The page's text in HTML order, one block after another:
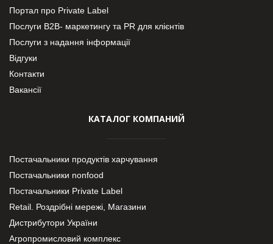
Портал про Private Label
Послуги В2В- маркетингу та PR для клієнтів
Послуги з надання інформації
Відгуки
Контакти
Вакансії
КАТАЛОГ КОМПАНИЙ
Постачальники продуктів харчування
Постачальники nonfood
Постачальники Private Label
Retail. Роздрібні мережі, Магазини
Дистрибутори України
Агропромисловий комплекс